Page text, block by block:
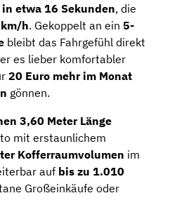
etwa 16 Sekunden, die
h. Gekoppelt an ein 5-
bleibt das Fahrgefühl direkt
es lieber komfortabler
20 Euro mehr im Monat
gönnen.
3,60 Meter Länge
mit erstaunlichem
Kofferraumvolumen im
auf bis zu 1.010
Großeinkäufe oder